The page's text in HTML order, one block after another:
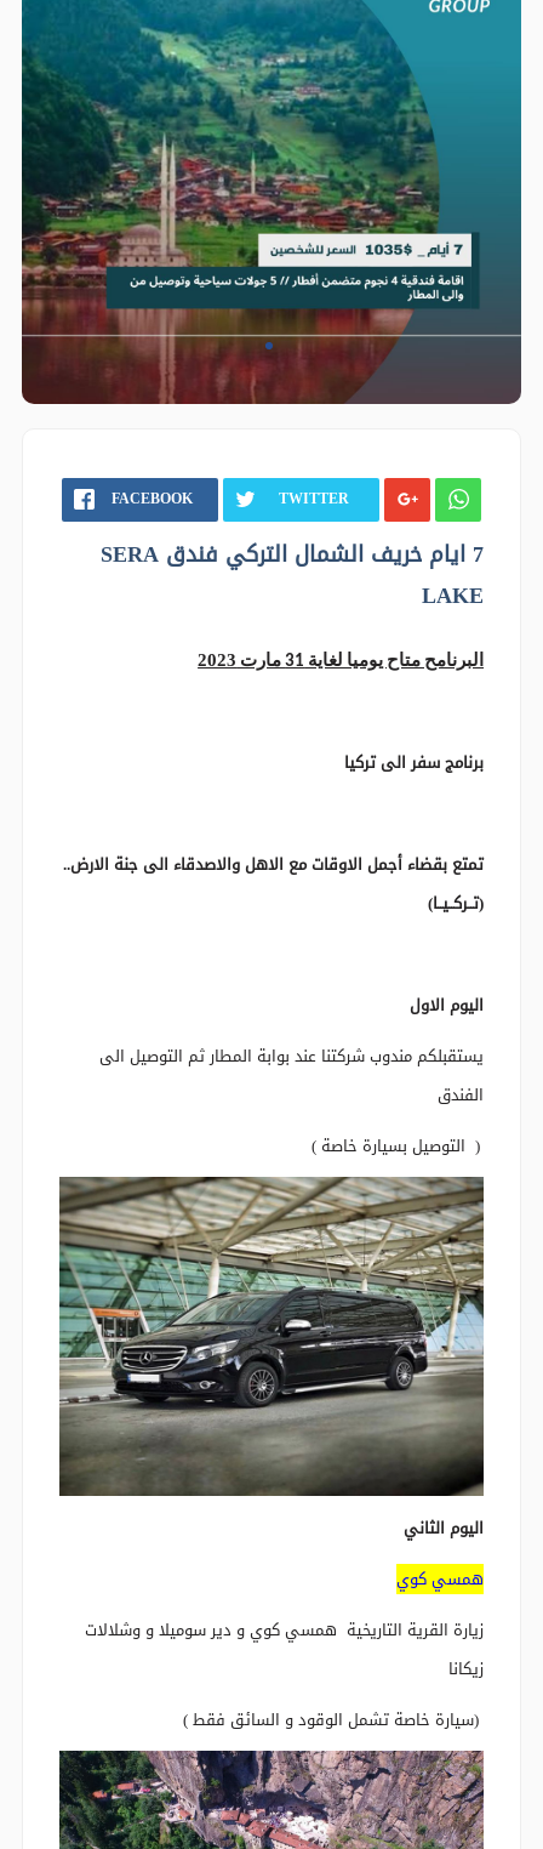
FACEBOOK TWITTER
7 ايام خريف الشمال التركي فندق SERA
LAKE
البرنامح متاح يوميا لغاية 31 مارت 2023
برنامج سفر الى تركيا
تمتع بقضاء أجمل الاوقات مع الاهل والاصدقاء الى جنة الارض..
(تــركــيــا)
اليوم الاول
يستقبلكم مندوب شركتنا عند بوابة المطار ثم التوصيل الى
الفندق
( التوصيل بسيارة خاصة )
اليوم الثاني
همسي كوي
زيارة القرية التاريخية همسي كوي و دير سوميلا و وشلالات
زيكانا
(سيارة خاصة تشمل الوقود و السائق فقط )